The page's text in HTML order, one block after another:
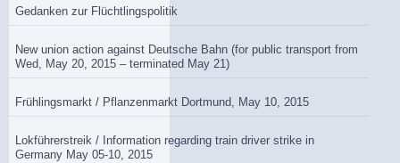
Gedanken zur Flüchtlingspolitik
New union action against Deutsche Bahn (for public transport from
Wed, May 20, 2015 – terminated May 21)
Frühlingsmarkt / Pflanzenmarkt Dortmund, May 10, 2015
Lokführerstreik / Information regarding train driver strike in
Germany May 05-10, 2015